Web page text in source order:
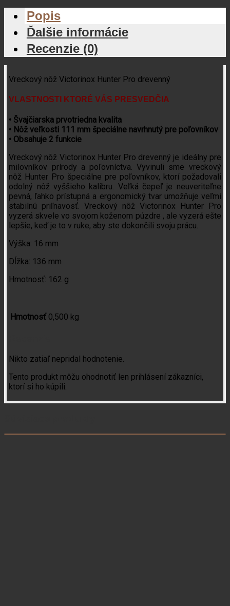
Popis
Ďalšie informácie
Recenzie (0)
Vreckový nôž Victorinox Hunter Pro drevenný
VLASTNOSTI KTORÉ VÁS PRESVEDČIA
• Švajčiarska prvotriedna kvalita
• Nôž veľkosti 111 mm špeciálne navrhnutý pre poľovníkov
• Obsahuje 2 funkcie
Vreckový nôž Victorinox Hunter Pro drevenný je ideálny pre
milovníkov prírody a poľovníctva. Vyvinuli sme vreckový
nôž Hunter Pro špeciálne pre poľovníkov, ktorí požadovali
odolný nôž vyššieho kalibru. Veľká čepeľ je neuveriteľne
pevná, ľahko prístupná a ergonomický tvar umožňuje veľmi
stabilnú priľnavosť. Vreckový nôž Victorinox Hunter Pro
vyzerá skvele vo svojom koženom púzdre , ale vyzerá ešte
lepšie, keď je to v ruke, aby ste dokončili svoju prácu.
Výška: 16 mm
Dĺžka: 136 mm
Hmotnosť: 162 g
Hmotnosť 0,500 kg
Nikto zatiaľ nepridal hodnotenie.
Tento produkt môžu ohodnotiť len prihlásení zákazníci,
ktorí si ho kúpili.